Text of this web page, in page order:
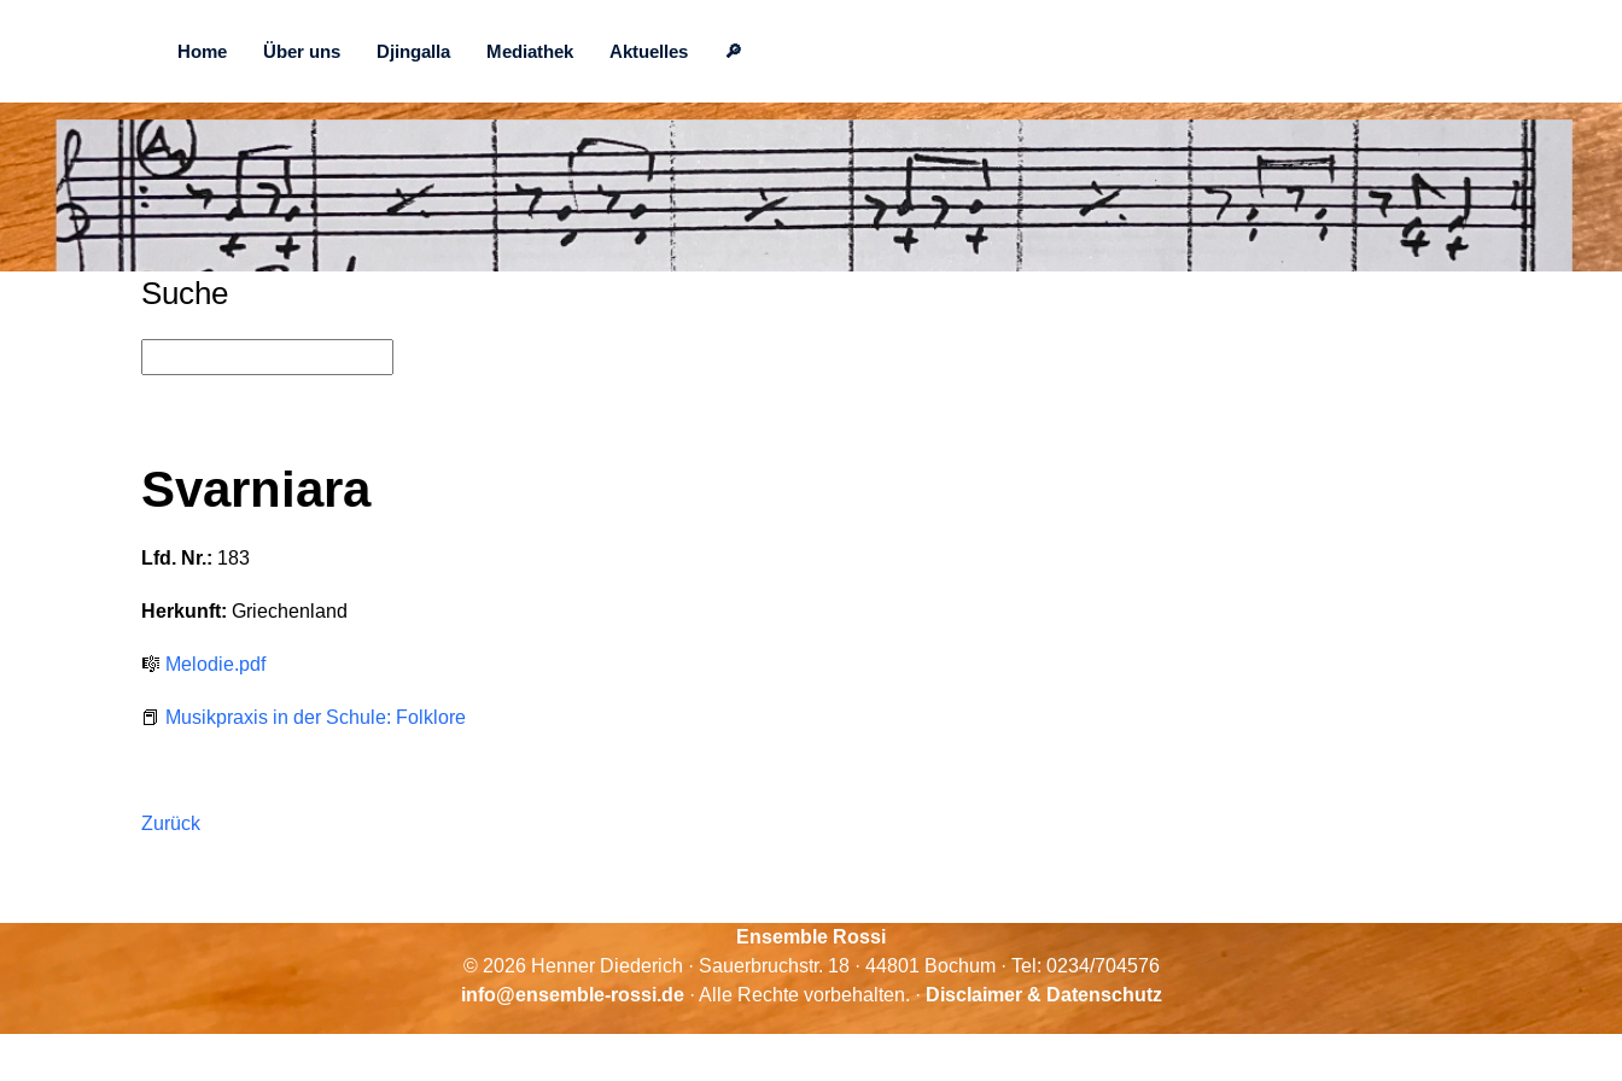
Home Über uns Djingalla Mediathek Aktuelles 🔎
Suche
Svarniara
Lfd. Nr.: 183
Herkunft: Griechenland
🎼 Melodie.pdf
📕 Musikpraxis in der Schule: Folklore
Zurück
Ensemble Rossi
© 2026 Henner Diederich · Sauerbruchstr. 18 · 44801 Bochum · Tel: 0234/704576
info@ensemble-rossi.de· Alle Rechte vorbehalten. · Disclaimer & Datenschutz